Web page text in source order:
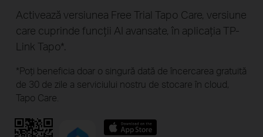
Activează versiunea Free Trial Tapo Care, versiune
care cuprinde funcții AI avansate, în aplicația TP-
Link Tapo*.
*Poţi beneficia doar o singură dată de încercarea gratuită
de 30 de zile a serviciului nostru de stocare în cloud,
Tapo Care.